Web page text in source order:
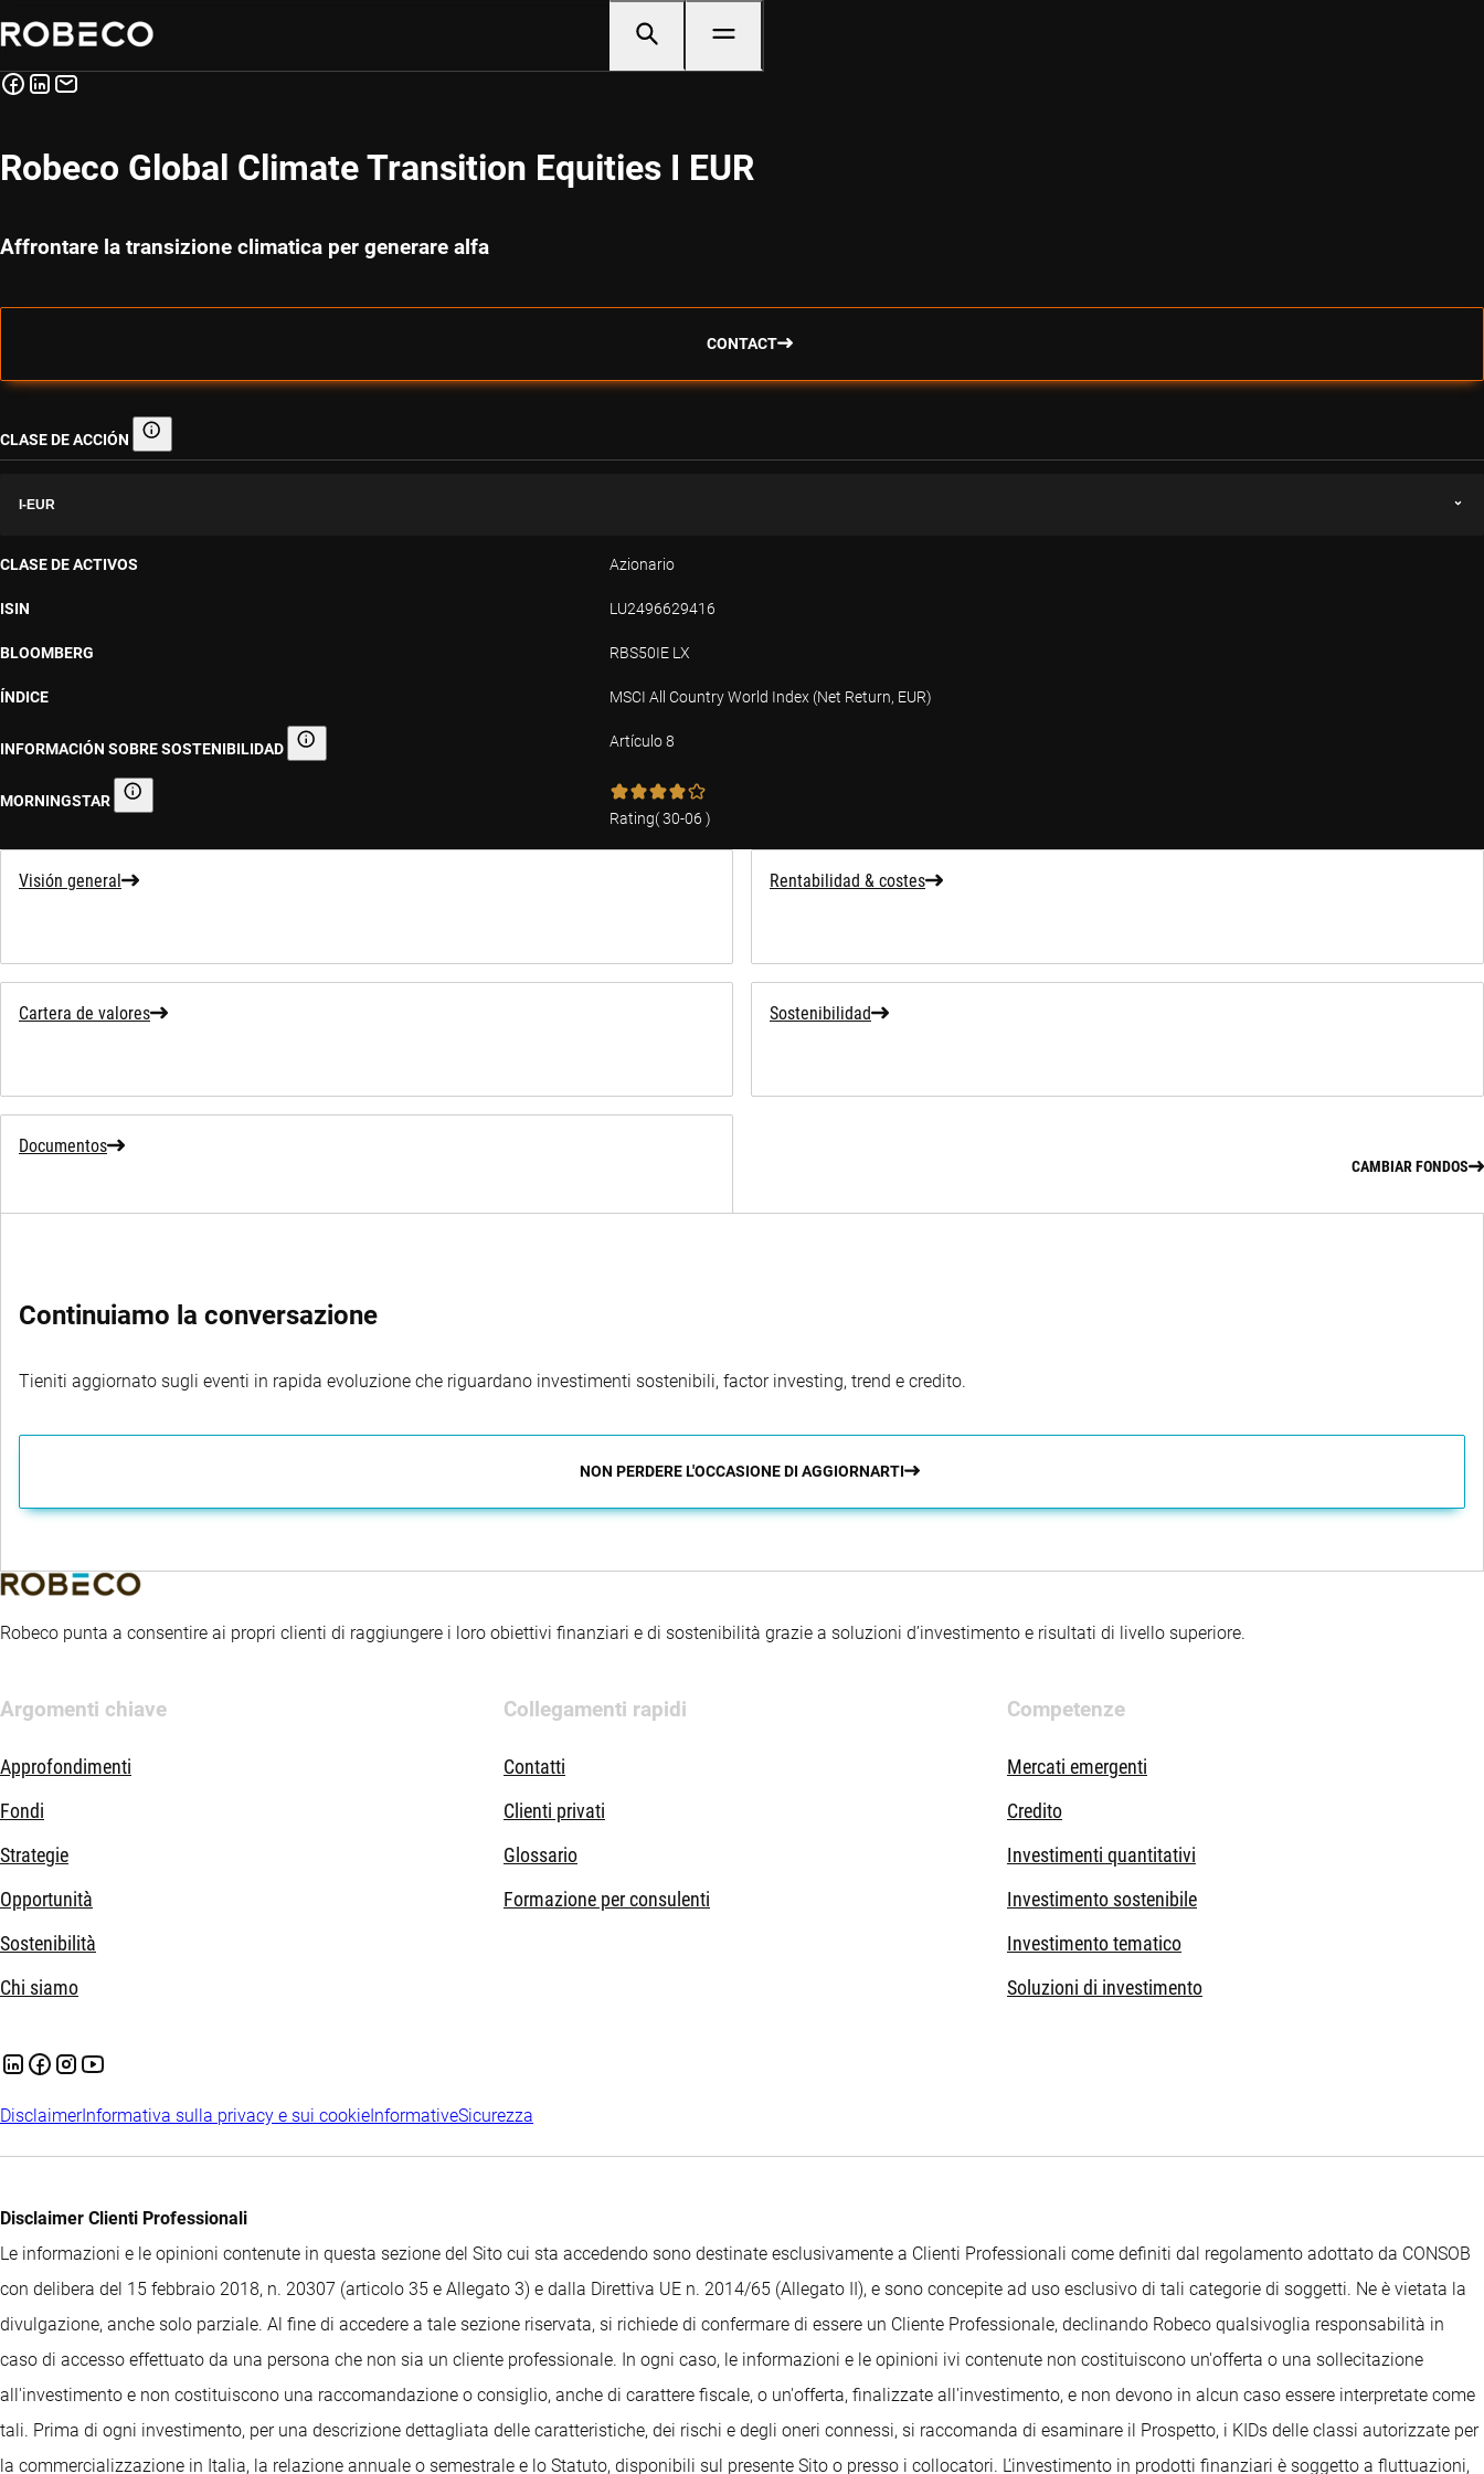
Robeco Global Climate Transition Equities I EUR
Affrontare la transizione climatica per generare alfa
CONTACT
CLASE DE ACCIÓN Clase de acción
I-EUR
CLASE DE ACTIVOS Azionario
ISIN LU2496629416
BLOOMBERG RBS50IE LX
ÍNDICE MSCI All Country World Index (Net Return, EUR)
INFORMACIÓN SOBRE SOSTENIBILIDAD Información sobre sostenibilidad Artículo 8
MORNINGSTAR Morningstar
Rating(30-06 )
Visión general Rentabilidad & costes
Cartera de valores Sostenibilidad
Documentos
CAMBIAR FONDOS
Continuiamo la conversazione
Tieniti aggiornato sugli eventi in rapida evoluzione che riguardano investimenti sostenibili, factor investing, trend e credito.
NON PERDERE L'OCCASIONE DI AGGIORNARTI
Robeco punta a consentire ai propri clienti di raggiungere i loro obiettivi finanziari e di sostenibilità grazie a soluzioni d’investimento e risultati di livello superiore.
Argomenti chiave
Approfondimenti
Fondi
Strategie
Opportunità
Sostenibilità
Chi siamo
Collegamenti rapidi
Contatti
Clienti privati
Glossario
Formazione per consulenti
Competenze
Mercati emergenti
Credito
Investimenti quantitativi
Investimento sostenibile
Investimento tematico
Soluzioni di investimento
DisclaimerInformativa sulla privacy e sui cookie InformativeSicurezza
Disclaimer Clienti Professionali
Le informazioni e le opinioni contenute in questa sezione del Sito cui sta accedendo sono destinate esclusivamente a Clienti Professionali come definiti dal regolamento adottato da CONSOB
con delibera del 15 febbraio 2018, n. 20307 (articolo 35 e Allegato 3) e dalla Direttiva UE n. 2014/65 (Allegato II), e sono concepite ad uso esclusivo di tali categorie di soggetti. Ne è vietata la
divulgazione, anche solo parziale. Al fine di accedere a tale sezione riservata, si richiede di confermare di essere un Cliente Professionale, declinando Robeco qualsivoglia responsabilità in
caso di accesso effettuato da una persona che non sia un cliente professionale. In ogni caso, le informazioni e le opinioni ivi contenute non costituiscono un'offerta o una sollecitazione
all'investimento e non costituiscono una raccomandazione o consiglio, anche di carattere fiscale, o un'offerta, finalizzate all'investimento, e non devono in alcun caso essere interpretate come
tali. Prima di ogni investimento, per una descrizione dettagliata delle caratteristiche, dei rischi e degli oneri connessi, si raccomanda di esaminare il Prospetto, i KIDs delle classi autorizzate per
la commercializzazione in Italia, la relazione annuale o semestrale e lo Statuto, disponibili sul presente Sito o presso i collocatori. L’investimento in prodotti finanziari è soggetto a fluttuazioni,